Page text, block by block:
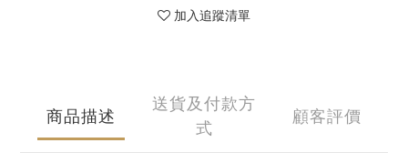
加入追蹤清單
商品描述
送貨及付款方
式
顧客評價